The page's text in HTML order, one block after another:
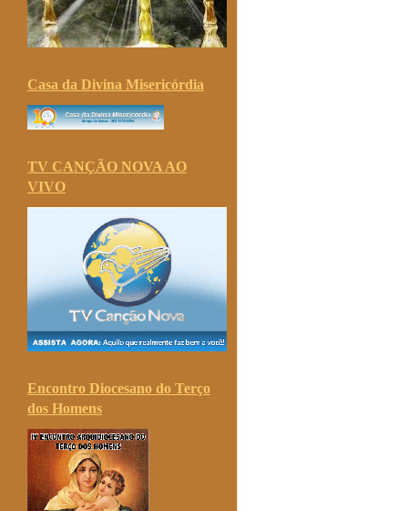
Casa da Divina Misericórdia
TV CANÇÃO NOVA AO
VIVO
Encontro Diocesano do Terço
dos Homens